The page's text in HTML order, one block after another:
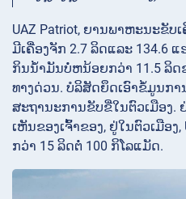
UAZ Patriot, ຍານພາຫະນະຂັບ
ມີເຄື່ອງຈັກ 2.7 ລິດແລະ 134.6
ກິນນໍ້າມັນບໍ່ຫນ້ອຍກວ່າ 11.5 ລິດ
ທາງດ່ວນ. ບໍລິສັດຍຶດເອົາຂໍ້ມູນກ
ສະຖານະການຂັບຂີ່ໃນຕົວເມືອງ.
ເຫັນຂອງເຈົ້າຂອງ, ຢູ່ໃນຕົວເມືອງ
ກວ່າ 15 ລິດຕໍ່ 100 ກິໂລແມັດ.